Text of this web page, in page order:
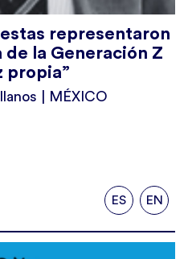
representaron
de la Generación Z
propia”
| MÉXICO
ES EN